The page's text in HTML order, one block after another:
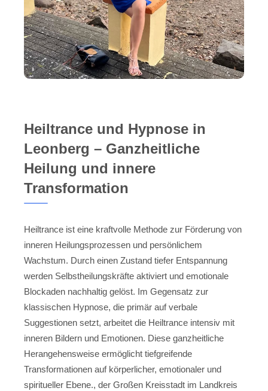
Heiltrance und Hypnose in
Leonberg – Ganzheitliche
Heilung und innere
Transformation
Heiltrance ist eine kraftvolle Methode zur Förderung von
inneren Heilungsprozessen und persönlichem
Wachstum. Durch einen Zustand tiefer Entspannung
werden Selbstheilungskräfte aktiviert und emotionale
Blockaden nachhaltig gelöst. Im Gegensatz zur
klassischen Hypnose, die primär auf verbale
Suggestionen setzt, arbeitet die Heiltrance intensiv mit
inneren Bildern und Emotionen. Diese ganzheitliche
Herangehensweise ermöglicht tiefgreifende
Transformationen auf körperlicher, emotionaler und
spiritueller Ebene., der Großen Kreisstadt im Landkreis